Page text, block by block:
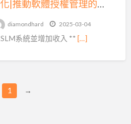
Sentinel軟體貨幣化|推動軟體授權管理的五大趨勢(二)
diamondhard 2025-03-04
系統並增加收入 ** […]
1 →